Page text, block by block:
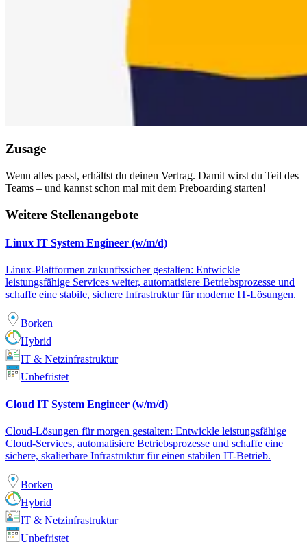
Zusage
Wenn alles passt, erhältst du deinen Vertrag. Damit wirst du Teil des
Teams – und kannst schon mal mit dem Preboarding starten!
Weitere Stellenangebote
Linux IT System Engineer (w/m/d)
Linux-Plattformen zukunftssicher gestalten: Entwickle
leistungsfähige Services weiter, automatisiere Betriebsprozesse und
schaffe eine stabile, sichere Infrastruktur für moderne IT-Lösungen.
Borken
Hybrid
IT & Netzinfrastruktur
Unbefristet
Cloud IT System Engineer (w/m/d)
Cloud-Lösungen für morgen gestalten: Entwickle leistungsfähige
Cloud-Services, automatisiere Betriebsprozesse und schaffe eine
sichere, skalierbare Infrastruktur für einen stabilen IT-Betrieb.
Borken
Hybrid
IT & Netzinfrastruktur
Unbefristet